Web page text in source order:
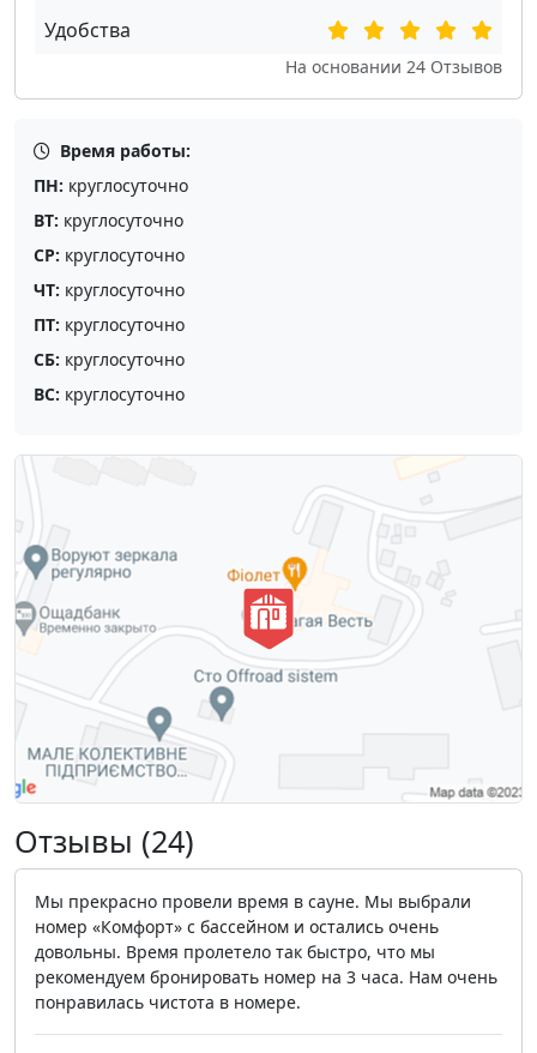
Удобства
На основании 24 Отзывов
Время работы:
ПН: круглосуточно
ВТ: круглосуточно
СР: круглосуточно
ЧТ: круглосуточно
ПТ: круглосуточно
СБ: круглосуточно
ВС: круглосуточно
Отзывы (24)
Мы прекрасно провели время в сауне. Мы выбрали
номер «Комфорт» с бассейном и остались очень
довольны. Время пролетело так быстро, что мы
рекомендуем бронировать номер на 3 часа. Нам очень
понравилась чистота в номере.